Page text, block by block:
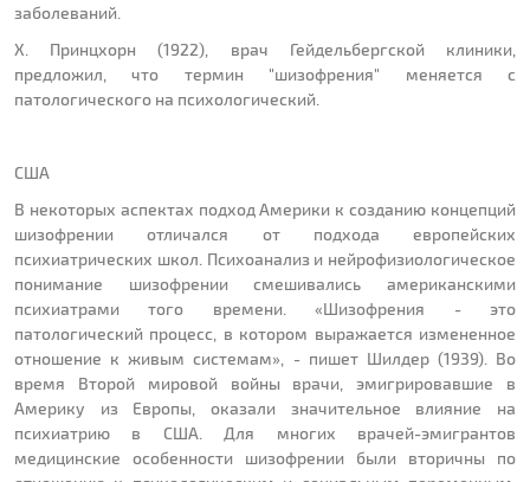
заболеваний.
Х. Принцхорн (1922), врач Гейдельбергской клиники,
предложил, что термин "шизофрения" меняется с
патологического на психологический.
США
В некоторых аспектах подход Америки к созданию концепций
шизофрении отличался от подхода европейских
психиатрических школ. Психоанализ и нейрофизиологическое
понимание шизофрении смешивались американскими
психиатрами того времени. «Шизофрения - это
патологический процесс, в котором выражается измененное
отношение к живым системам», - пишет Шилдер (1939). Во
время Второй мировой войны врачи, эмигрировавшие в
Америку из Европы, оказали значительное влияние на
психиатрию в США. Для многих врачей-эмигрантов
медицинские особенности шизофрении были вторичны по